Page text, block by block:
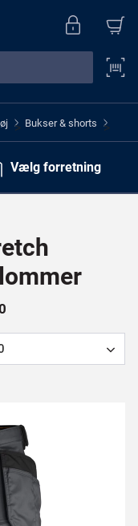
> Bukser & shorts >
Vælg forretning